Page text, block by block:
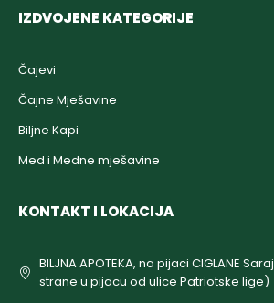
IZDVOJENE KATEGORIJE
Čajevi
Čajne Mješavine
Biljne Kapi
Med i Medne mješavine
KONTAKT I LOKACIJA
BILJNA APOTEKA, na pijaci CIGLANE
strane u pijacu od ulice Patriotske lige)